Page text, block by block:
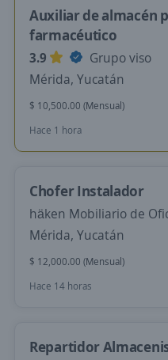
Auxiliar de almacén
farmacéutico
3.9
Grupo viso
Mérida, Yucatán
$ 10,500.00 (Mensual)
Hace 1 hora
Chofer Instalador
häken Mobiliario de
Mérida, Yucatán
$ 12,000.00 (Mensual)
Hace 14 horas
Repartidor